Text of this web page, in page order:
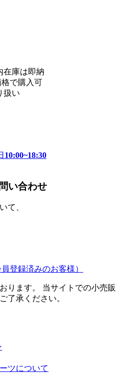
在庫は即納
格で購入可
扱い
10:00~18:30
い合わせ
て、
員登録済みのお客様）
ります。 当サイトでの小売販
了承ください。
ツについて